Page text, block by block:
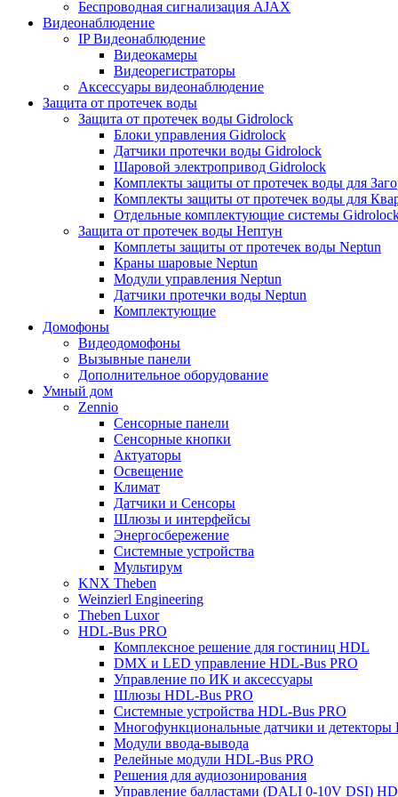
Беспроводная сигнализация AJAX
Видеонаблюдение
IP Видеонаблюдение
Видеокамеры
Видеорегистраторы
Аксессуары видеонаблюдение
Защита от протечек воды
Защита от протечек воды Gidrolock
Блоки управления Gidrolock
Датчики протечки воды Gidrolock
Шаровой электропривод Gidrolock
Комплекты защиты от протечек воды для
Комплекты защиты от протечек воды для
Отдельные комплектующие системы
Защита от протечек воды Нептун
Комплеты защиты от протечек воды Neptun
Краны шаровые Neptun
Модули управления Neptun
Датчики протечки воды Neptun
Комплектующие
Домофоны
Видеодомофоны
Вызывные панели
Дополнительное оборудование
Умный дом
Zennio
Сенсорные панели
Сенсорные кнопки
Актуаторы
Освещение
Климат
Датчики и Сенсоры
Шлюзы и интерфейсы
Энергосбережение
Системные устройства
Мультирум
KNX Theben
Weinzierl Engineering
Theben Luxor
HDL-Bus PRO
Комплексное решение для гостиниц HDL
DMX и LED управление HDL-Bus PRO
Управление по ИК и аксессуары
Шлюзы HDL-Bus PRO
Системные устройства HDL-Bus PRO
Многофункциональные датчики и детекторы
Модули ввода-вывода
Релейные модули HDL-Bus PRO
Решения для аудиозонирования
Управление балластами (DALI 0-10V DSI)